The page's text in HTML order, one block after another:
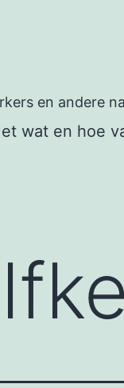
en andere
wat en hoe